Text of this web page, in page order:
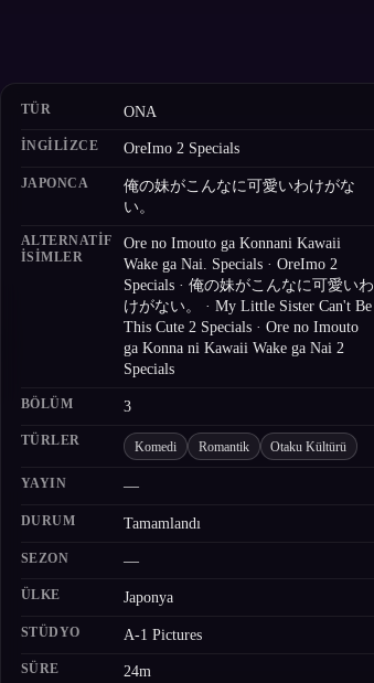
TÜR ONA
İNGILIZCE OreImo 2 Specials
JAPONCA
俺の妹がこんなに可愛いわけがな
い。
ALTERNATIF
ISIMLER
Ore no Imouto ga Konnani Kawaii
Wake ga Nai. Specials · OreImo 2
Specials · 俺の妹がこんなに可愛いわ
けがない。 · My Little Sister Can't Be
This Cute 2 Specials · Ore no Imouto
ga Konna ni Kawaii Wake ga Nai 2
Specials
BÖLÜM 3
TÜRLER Komedi Romantik Otaku Kültürü
YAYIN —
DURUM Tamamlandı
SEZON —
ÜLKE Japonya
STÜDYO A-1 Pictures
SÜRE 24m